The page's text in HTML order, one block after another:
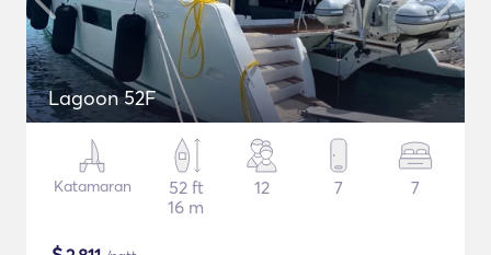
Lagoon 52F
Katamaran
52 ft
16 m
12 7 7